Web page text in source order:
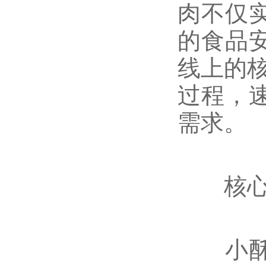
肉不仅
的食品
线上的
过程，
需求。
核心
小酥